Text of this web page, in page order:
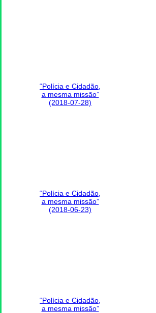
“Polícia e Cidadão,
a mesma missão”
(2018-07-28)
“Polícia e Cidadão,
a mesma missão”
(2018-06-23)
“Polícia e Cidadão,
a mesma missão”